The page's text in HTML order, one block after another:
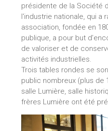
présidente de la Société
l'industrie nationale, qui a
association, fondée en
publique, a pour but
de valoriser et de
activités industrielles.
Trois tables rondes se
public nombreux (plus de
salle Lumière, salle
frères Lumière ont été